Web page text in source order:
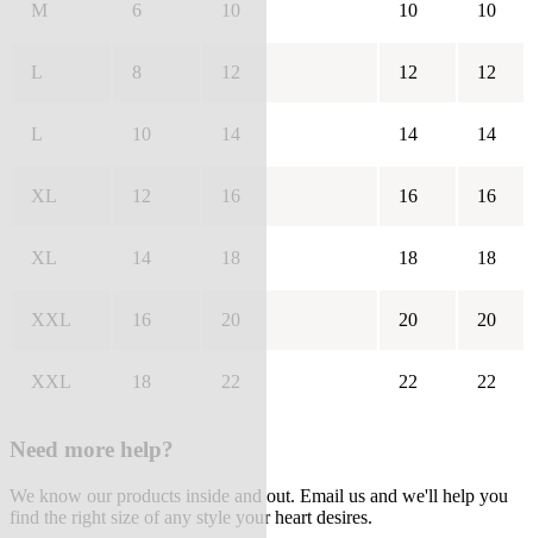
M 6 10 10 10
L 8 12 12 12
L 10 14 14 14
XL 12 16 16 16
XL 14 18 18 18
XXL 16 20 20 20
XXL 18 22 22 22
Need more help?
We know our products inside and out. Email us and we'll help you
find the right size of any style your heart desires.